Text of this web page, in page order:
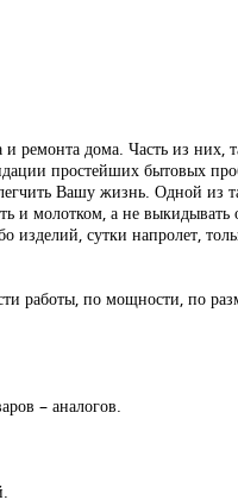
дома. Часть из них,
простейших бытовых
Вашу жизнь. Одной
и молотком, а не
изделий, сутки напролет,
работы, по мощности, по
– аналогов.